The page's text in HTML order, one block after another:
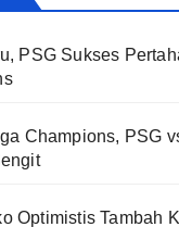
PSG Sukses
Champions, PSG
Optimistis Tambah